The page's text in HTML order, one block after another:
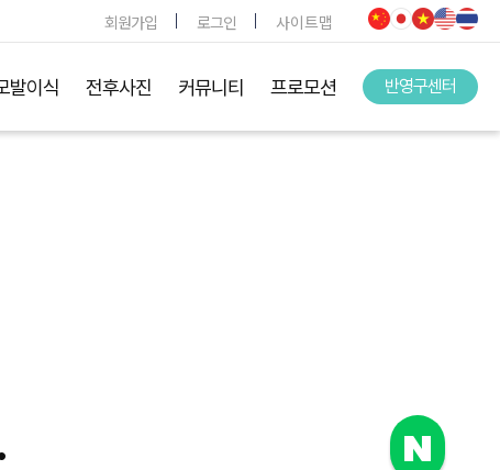
회원가입 로그인 사이트맵
발이식 전후사진 커뮤니티 프로모션 반영구센터